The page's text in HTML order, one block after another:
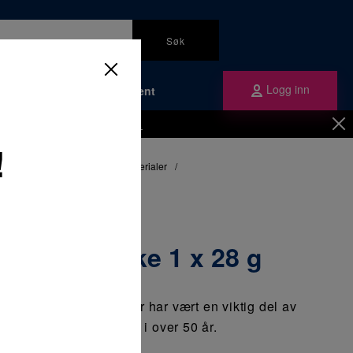
Søk
Om Plandent Logg inn
om å få en kundekonto
Midlertidige fyllingsmaterialer /
glasskrukke 1 x 28 g
fyllingsmaterialer har vært en viktig del av
restaureringer i over 50 år.